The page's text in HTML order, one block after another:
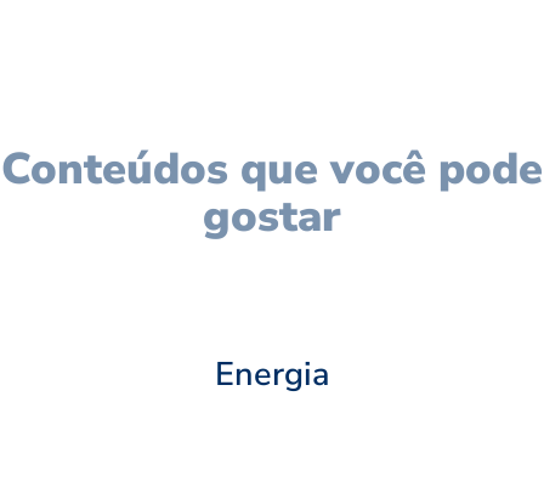
Conteúdos que você pode
gostar
Energia